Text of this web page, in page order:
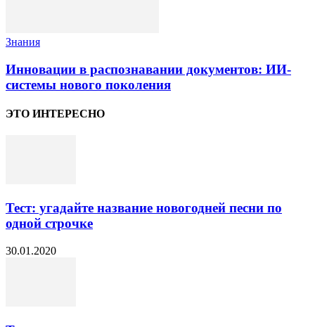
Знания
Инновации в распознавании документов: ИИ-
системы нового поколения
ЭТО ИНТЕРЕСНО
Тест: угадайте название новогодней песни по
одной строчке
30.01.2020